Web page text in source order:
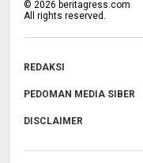
©2026 beritagress.com
All rights reserved.
REDAKSI
PEDOMAN MEDIA SIBER
DISCLAIMER